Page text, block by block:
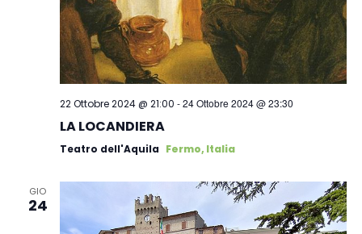
22 Ottobre 2024 @ 21:00 -24 Ottobre 2024 @ 23:30
LA LOCANDIERA
Teatro dell'Aquila Fermo, Italia
GIO
24